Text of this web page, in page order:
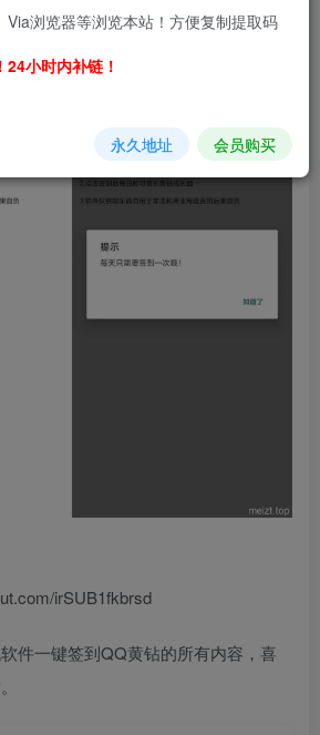
irSUB1fkbrsd
件一键签到QQ黄钻的所有内容，喜
Via浏览器等浏览本站！方便复制提取码
小时内补链！
永久地址 会员购买